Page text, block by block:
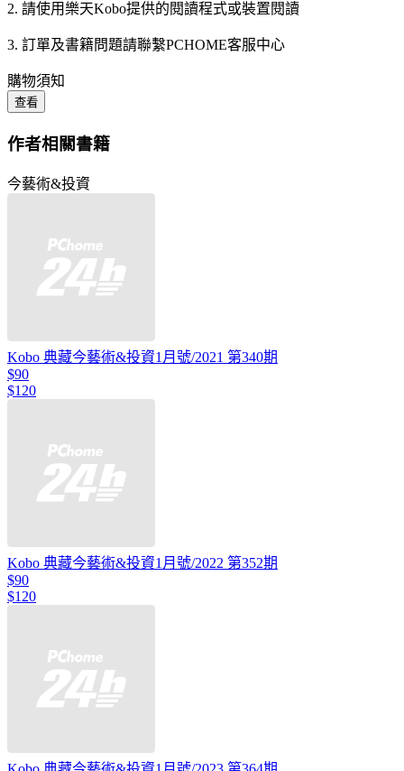
2. 請使用樂天Kobo提供的閱讀程式或裝置閱讀
3. 訂單及書籍問題請聯繫PCHOME客服中心
購物須知
查看
作者相關書籍
今藝術&投資
Kobo 典藏今藝術&投資1月號/2021 第340期
$90
$120
Kobo 典藏今藝術&投資1月號/2022 第352期
$90
$120